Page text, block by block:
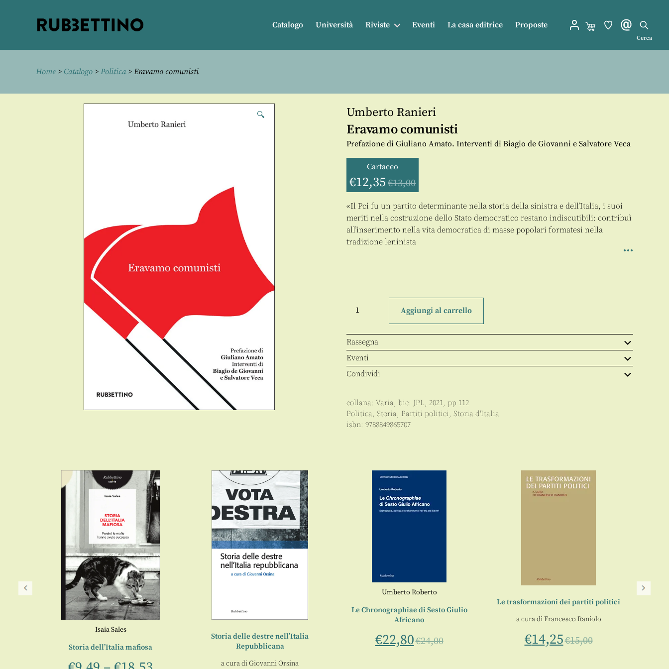
Catalogo Università Riviste Eventi La casa editrice Proposte
Cerca
Home > Catalogo > Politica> Eravamo comunisti
🔍 Umberto Ranieri
Eravamo comunisti
Prefazione di Giuliano Amato. Interventi di Biagio de Giovanni e Salvatore Veca
Cartaceo
€12,35 €13,00
«Il Pci fu un partito determinante nella storia della sinistra e dell’Italia, i suoi
meriti nella costruzione dello Stato democratico restano indiscutibili: contribuì
all’inserimento nella vita democratica di masse popolari formatesi nella
tradizione leninista
comunisti
Aggiungi al carrello
Rassegna
Eventi
Condividi
collana: Varia, bic: JPL, 2021, pp 112
Politica, Storia, Partiti politici, Storia d'Italia
isbn: 9788849865707
Isaia Sales
Storia dell’Italia mafiosa
Storia delle destre nell’Italia
Repubblicana
a cura diGiovanni Orsina
Umberto Roberto
Le Chronographiae di Sesto Giulio
Africano
€22,80€24,00
Le trasformazioni dei partiti politici
a cura diFrancesco Raniolo
€14,25€15,00